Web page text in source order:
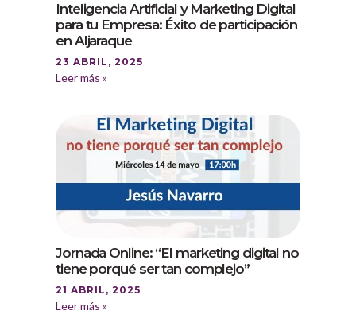
Inteligencia Artificial y Marketing Digital
para tu Empresa: Éxito de participación
en Aljaraque
23 ABRIL, 2025
Leer más »
Jornada Online: “El marketing digital no
tiene porqué ser tan complejo”
21 ABRIL, 2025
Leer más »